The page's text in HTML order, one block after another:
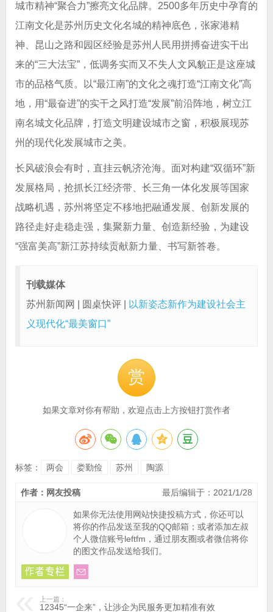
城市精神“聚合力”擦亮文化品牌。2500多年历史中孕育的
江南文化是苏州历史文化名城的精神底色，张家港精
神、昆山之路和园区经验是苏州人民用拼搏奋进实干出
来的“三大法宝”，低调务实而又不失人文风貌正是这座城
市的品格气质。以“最江南”的文化之魂打造“江南文化”高
地，用“最奋进”的实干之风打造“发展”前沿阵地，树立江
南名城文化品牌，打造文明建设城市之窗，积极展现苏
州的现代化发展城市之美。
长风破浪会有时，直挂云帆济沧海。面对构建“双循环”新
发展格局，抢抓长江经济带、长三角一体化发展等国家
战略机遇，苏州将坚定不移地把融通发展、创新发展的
路径走好走稳走强，集聚新力量、创造新经验，为建设
“强富美高”新江苏持续贡献新力量、书写新答卷。
刊载媒体
苏州新闻网 | 圆桌快评 |
以新姿态新作为建设社会主
义现代化“最美窗口”
赏
如果文章对你有帮助，欢迎点击上方按钮打赏作者
标签： 两会 娄勤俭 苏州 陶源
最后编辑于：2021/1/28
作者：网友投稿
如果你无法使用网站快捷投稿方式，你还可以
将你的作品发送至我的QQ邮箱 ；或者添加左叔
个人微信账号leftfm，通过朋友圈或者微信将你
的图文作品发送给我们。
上一篇：
12345“一企来”，让涉企为民服务更加精准有效